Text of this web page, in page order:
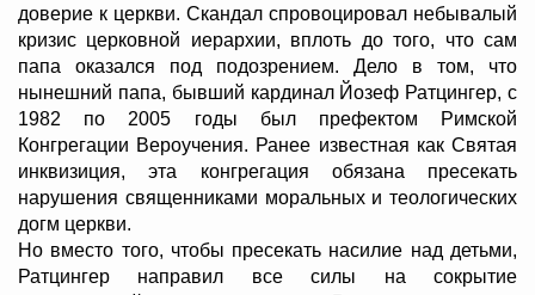
доверие к церкви. Скандал спровоцировал небывалый
кризис церковной иерархии, вплоть до того, что сам
папа оказался под подозрением. Дело в том, что
нынешний папа, бывший кардинал Йозеф Ратцингер, с
1982 по 2005 годы был префектом Римской
Конгрегации Вероучения. Ранее известная как Святая
инквизиция, эта конгрегация обязана пресекать
нарушения священниками моральных и теологических
догм церкви.
Но вместо того, чтобы пресекать насилие над детьми,
Ратцингер направил все силы на сокрытие